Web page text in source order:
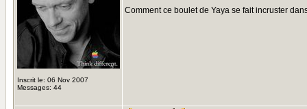
Inscrit le: 06 Nov 2007
Messages: 44
Comment ce boulet de Yaya se fait incruster